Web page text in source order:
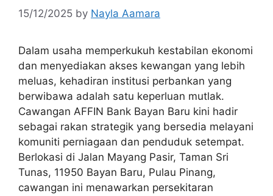
15/12/2025 by Nayla Aamara
Dalam usaha memperkukuh kestabilan ekonomi
dan menyediakan akses kewangan yang lebih
meluas, kehadiran institusi perbankan yang
berwibawa adalah satu keperluan mutlak.
Cawangan AFFIN Bank Bayan Baru kini hadir
sebagai rakan strategik yang bersedia melayani
komuniti perniagaan dan penduduk setempat.
Berlokasi di Jalan Mayang Pasir, Taman Sri
Tunas, 11950 Bayan Baru, Pulau Pinang,
cawangan ini menawarkan persekitaran